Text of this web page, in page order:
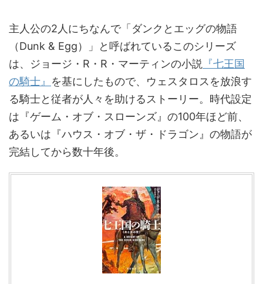
主人公の2人にちなんで「ダンクとエッグの物語
（Dunk & Egg）」と呼ばれているこのシリーズ
は、ジョージ・R・R・マーティンの小説 『七王国
の騎士』 を基にしたもので、ウェスタロスを放浪す
る騎士と従者が人々を助けるストーリー。時代設定
は『ゲーム・オブ・スローンズ』の100年ほど前、
あるいは『ハウス・オブ・ザ・ドラゴン』の物語が
完結してから数十年後。